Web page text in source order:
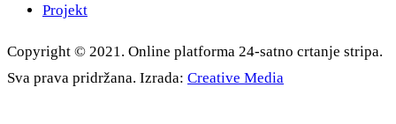
Projekt
Copyright © 2021. Online platforma 24-satno crtanje stripa.
Sva prava pridržana. Izrada: Creative Media